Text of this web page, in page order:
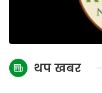
थप खबर